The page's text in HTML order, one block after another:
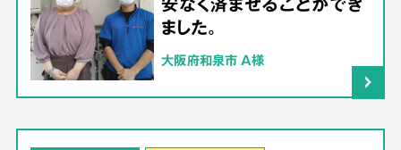
ました。
大阪府和泉市 A様